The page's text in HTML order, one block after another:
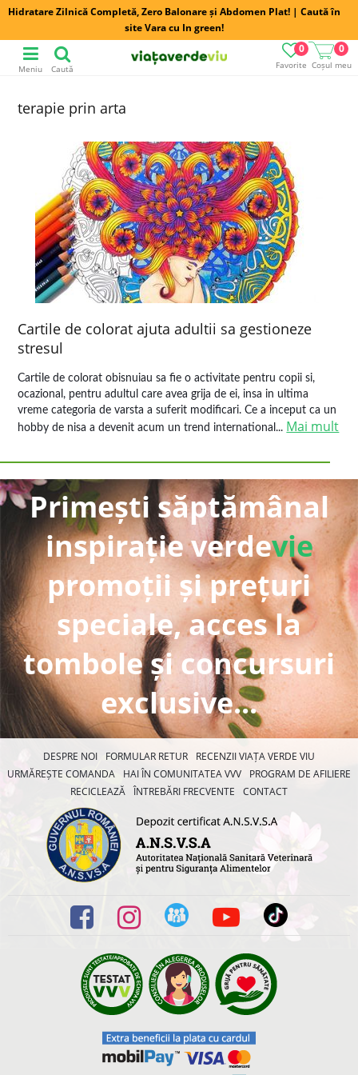
Hidratare Zilnică Completă, Zero Balonare și Abdomen Plat! | Caută în
site Vara cu In green!
Favorite
0
Coșul meu
0
Meniu Caută
terapie prin arta
Cartile de colorat ajuta adultii sa gestioneze
stresul
Cartile de colorat obisnuiau sa fie o activitate pentru copii si,
ocazional, pentru adultul care avea grija de ei, insa in ultima
vreme categoria de varsta a suferit modificari. Ce a inceput ca un
hobby de nisa a devenit acum un trend international... Mai mult
Primești săptămânal
inspirație verdevie
promoții și prețuri
speciale, acces la
tombole și concursuri
exclusive...
DESPRE NOI FORMULAR RETUR
RECENZII VIAȚA VERDE VIU
URMĂREȘTE COMANDA
HAI ÎN COMUNITATEA VVV
PROGRAM DE AFILIERE
RECICLEAZĂ ÎNTREBĂRI FRECVENTE CONTACT